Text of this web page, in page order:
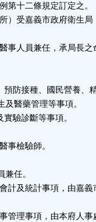
第十二條規定訂定之。
）受嘉義市政府衛生局
事人員兼任，承局長之
防接種、國民營養、
醫藥管理等事項。
驗診斷等事項。
事檢驗師。
任。
計及統計事項，由嘉義
管理事項，由本府人